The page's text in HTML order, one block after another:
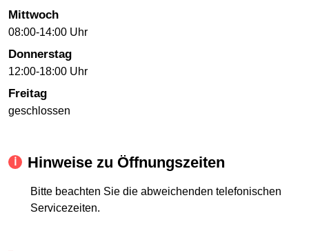
Mittwoch
08:00-14:00 Uhr
Donnerstag
12:00-18:00 Uhr
Freitag
geschlossen
Hinweise zu Öffnungszeiten
Bitte beachten Sie die abweichenden telefonischen
Servicezeiten.